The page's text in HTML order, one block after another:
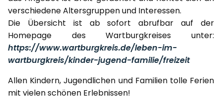
verschiedene Altersgruppen und Interessen.
Die Übersicht ist ab sofort abrufbar auf der
Homepage des Wartburgkreises unter:
https://www.wartburgkreis.de/leben-im-
wartburgkreis/kinder-jugend-familie/freizeit
Allen Kindern, Jugendlichen und Familien tolle Ferien
mit vielen schönen Erlebnissen!